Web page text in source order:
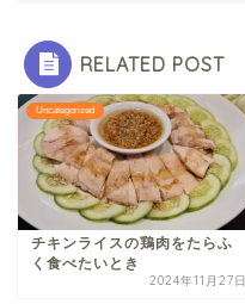
RELATED POST
Uncategorized
チキンライスの鶏肉をたらふ
く食べたいとき
2024年11月27日